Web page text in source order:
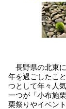
長野県の北東
年を過ごしたこ
つとして年々人
一つが「小布施
栗祭りやイベン